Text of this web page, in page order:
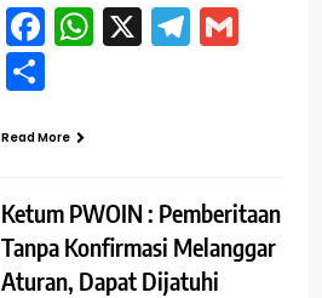
Facebook
WhatsApp
X
Share
Read More
Ketum PWOIN : Pemberitaan
Tanpa Konfirmasi Melanggar
Aturan, Dapat Dijatuhi